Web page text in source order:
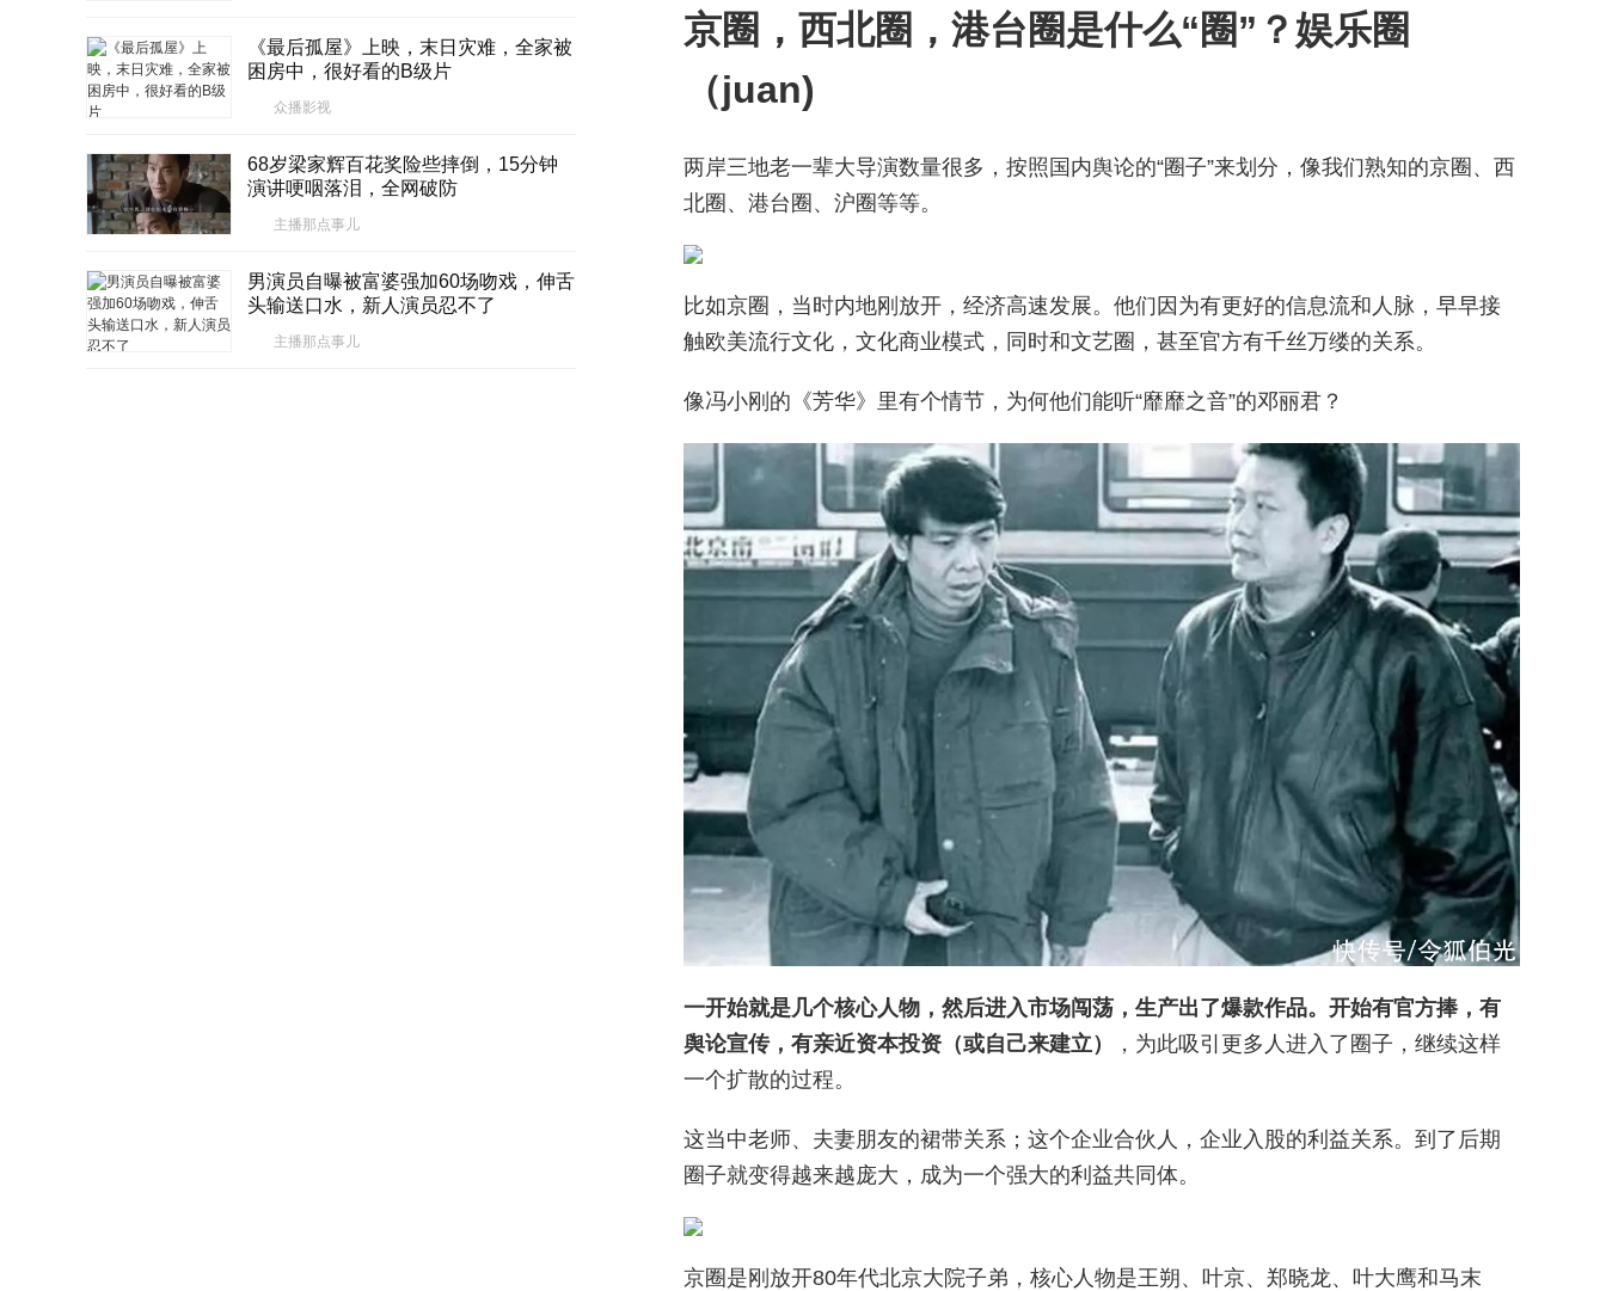
《最后孤屋》上映，末日灾难，全家被
困房中，很好看的B级片
众播影视
68岁梁家辉百花奖险些摔倒，15分钟
演讲哽咽落泪，全网破防
主播那点事儿
男演员自曝被富婆强加60场吻戏，伸舌
头输送口水，新人演员忍不了
主播那点事儿
京圈，西北圈，港台圈是什么“圈”？娱乐圈
（juan)
两岸三地老一辈大导演数量很多，按照国内舆论的“圈子”来划分，像我们熟知的京圈、西
北圈、港台圈、沪圈等等。
比如京圈，当时内地刚放开，经济高速发展。他们因为有更好的信息流和人脉，早早接
触欧美流行文化，文化商业模式，同时和文艺圈，甚至官方有千丝万缕的关系。
像冯小刚的《芳华》里有个情节，为何他们能听“靡靡之音”的邓丽君？
一开始就是几个核心人物，然后进入市场闯荡，生产出了爆款作品。开始有官方捧，有
舆论宣传，有亲近资本投资（或自己来建立）
，为此吸引更多人进入了圈子，继续这样
一个扩散的过程。
这当中老师、夫妻朋友的裙带关系；这个企业合伙人，企业入股的利益关系。到了后期
圈子就变得越来越庞大，成为一个强大的利益共同体。
京圈是刚放开80年代北京大院子弟，核心人物是王朔、叶京、郑晓龙、叶大鹰和马末